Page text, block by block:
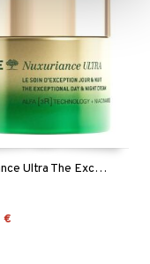
Nuxuriance Ultra The Exceptional Cream
€